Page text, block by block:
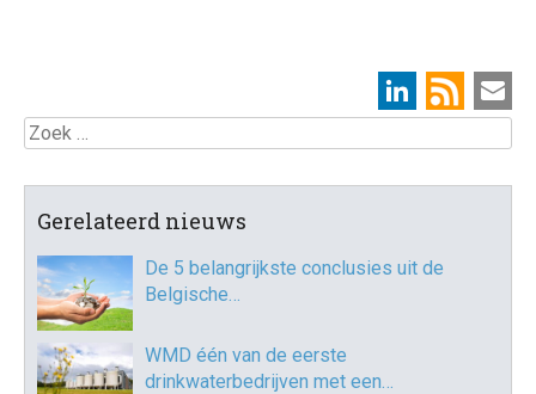
Zoek
Gerelateerd nieuws
De 5 belangrijkste conclusies uit de
Belgische…
WMD één van de eerste
drinkwaterbedrijven met een…